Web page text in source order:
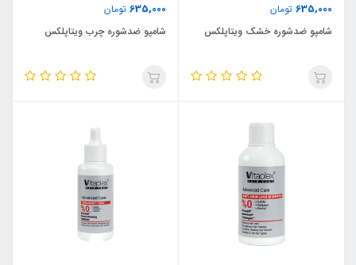
635,000 تومان
شامپو ضدشوره خشک ویتاپلکس
635,000 تومان
شامپو ضدشوره چرب ویتاپلکس